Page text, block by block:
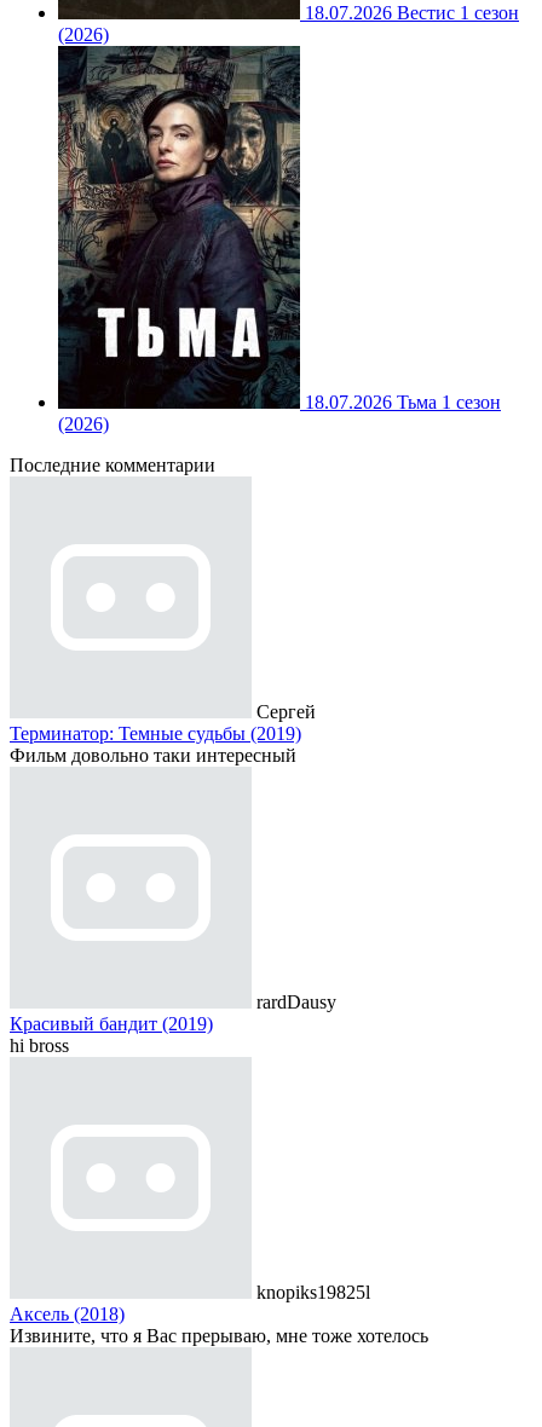
18.07.2026 Вестис 1 сезон
(2026)
18.07.2026 Тьма 1 сезон
(2026)
Последние комментарии
Сергей
Терминатор: Темные судьбы (2019)
Фильм довольно таки интересный
rardDausy
Красивый бандит (2019)
hi bross
knopiks19825l
Аксель (2018)
Извините, что я Вас прерываю, мне тоже хотелось